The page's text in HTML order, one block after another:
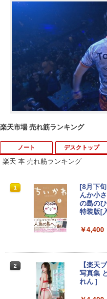
楽天市場 売れ筋ランキング
ノート
1
【期間
in11搭
付き 初
5.6型 イ
Webカ
￥9,980
デスクトップ
1
【期間
まで】
イ ベゼ
モニタ
ライト
￥9,480
楽天 本 売れ筋ランキング
1
[8月下
んか小
の島の
特装版[
￥4,400
2
【楽天
写真集
れん ]